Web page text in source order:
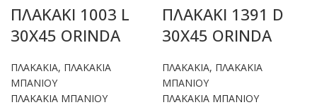
ΠΛΑΚΑΚΙ 1003 L
30X45 ORINDA
ΠΛΑΚΑΚΙΑ, ΠΛΑΚΑΚΙΑ
ΜΠΑΝΙΟΥ
ΠΛΑΚΑΚΙΑ ΜΠΑΝΙΟΥ
ΠΛΑΚΑΚΙ 1391 D
30X45 ORINDA
ΠΛΑΚΑΚΙΑ, ΠΛΑΚΑΚΙΑ
ΜΠΑΝΙΟΥ
ΠΛΑΚΑΚΙΑ ΜΠΑΝΙΟΥ